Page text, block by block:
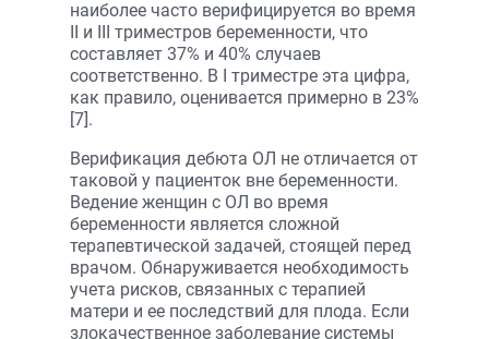
наиболее часто верифицируется во время
II и III триместров беременности, что
составляет 37% и 40% случаев
соответственно. В I триместре эта цифра,
как правило, оценивается примерно в 23%
[7].
Верификация дебюта ОЛ не отличается от
таковой у пациенток вне беременности.
Ведение женщин с ОЛ во время
беременности является сложной
терапевтической задачей, стоящей перед
врачом. Обнаруживается необходимость
учета рисков, связанных с терапией
матери и ее последствий для плода. Если
злокачественное заболевание системы